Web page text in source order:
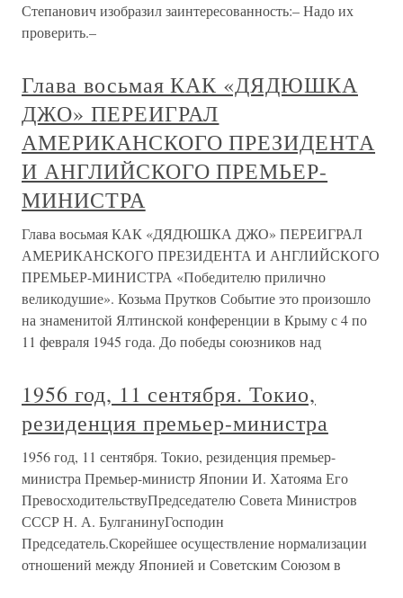
Степанович изобразил заинтересованность:– Надо их
проверить.–
Глава восьмая КАК «ДЯДЮШКА
ДЖО» ПЕРЕИГРАЛ
АМЕРИКАНСКОГО ПРЕЗИДЕНТА
И АНГЛИЙСКОГО ПРЕМЬЕР-
МИНИСТРА
Глава восьмая КАК «ДЯДЮШКА ДЖО» ПЕРЕИГРАЛ
АМЕРИКАНСКОГО ПРЕЗИДЕНТА И АНГЛИЙСКОГО
ПРЕМЬЕР-МИНИСТРА «Победителю прилично
великодушие». Козьма Прутков Событие это произошло
на знаменитой Ялтинской конференции в Крыму с 4 по
11 февраля 1945 года. До победы союзников над
1956 год, 11 сентября. Токио,
резиденция премьер-министра
1956 год, 11 сентября. Токио, резиденция премьер-
министра Премьер-министр Японии И. Хатояма Его
ПревосходительствуПредседателю Совета Министров
СССР Н. А. БулганинуГосподин
Председатель.Скорейшее осуществление нормализации
отношений между Японией и Советским Союзом в